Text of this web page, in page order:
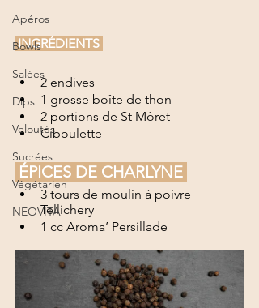
Apéros
Bowls
Salées
Dips
Veloutés
Sucrées
Végétarien
NEOVITA
INGRÉDIENTS
2 endives
1 grosse boîte de thon
2 portions de St Môret
Ciboulette
ÉPICES DE CHARLYNE
3 tours de moulin à poivre
Tellichery
1 cc Aroma’ Persillade